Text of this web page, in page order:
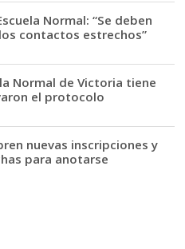
Normal: “Se deben
contactos estrechos”
Normal de Victoria tiene
el protocolo
nuevas inscripciones y
para anotarse